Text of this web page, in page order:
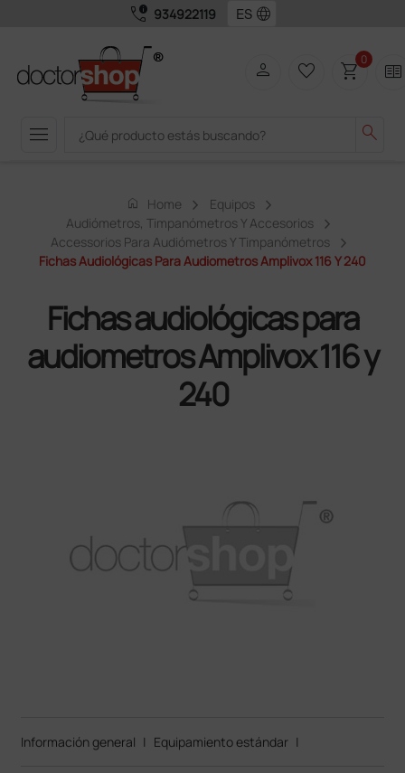
call_quality 934922119 language
menu search
person favorite_border shopping_cart0 two_pager
home Home
Equipos
Audiómetros, Timpanómetros Y Accesorios
Accessorios Para Audiómetros Y Timpanómetros
Fichas Audiológicas Para Audiometros Amplivox 116 Y 240
Fichas audiológicas para
audiometros Amplivox 116 y
240
Información general | Equipamiento estándar |